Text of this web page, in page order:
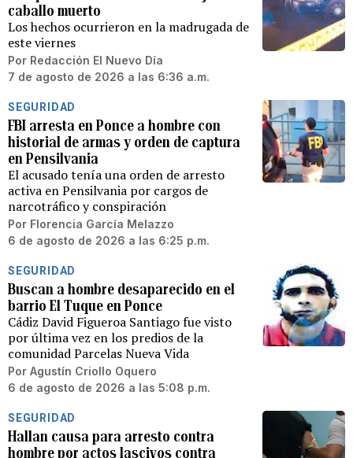
caballo muerto
Los hechos ocurrieron en la madrugada de
este viernes
Por Redacción El Nuevo Día
7 de agosto de 2026 a las 6:36 a.m.
SEGURIDAD
FBI arresta en Ponce a hombre con
historial de armas y orden de captura
en Pensilvania
El acusado tenía una orden de arresto
activa en Pensilvania por cargos de
narcotráfico y conspiración
Por Florencia García Melazzo
6 de agosto de 2026 a las 6:25 p.m.
SEGURIDAD
Buscan a hombre desaparecido en el
barrio El Tuque en Ponce
Cádiz David Figueroa Santiago fue visto
por última vez en los predios de la
comunidad Parcelas Nueva Vida
Por Agustín Criollo Oquero
6 de agosto de 2026 a las 5:08 p.m.
SEGURIDAD
Hallan causa para arresto contra
hombre por actos lascivos contra